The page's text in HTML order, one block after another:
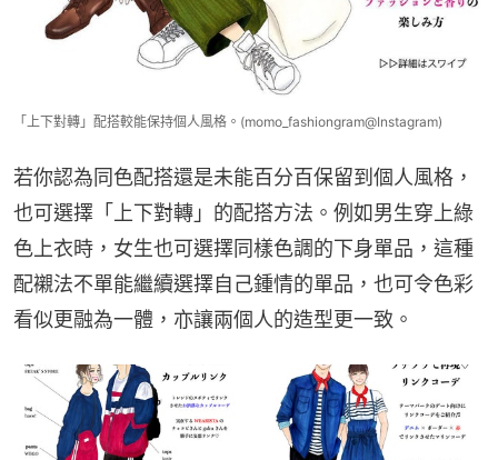
「上下對轉」配搭較能保持個人風格。(momo_fashiongram@Instagram)
若你認為同色配搭還是未能百分百保留到個人風格，
也可選擇「上下對轉」的配搭方法。例如男生穿上綠
色上衣時，女生也可選擇同樣色調的下身單品，這種
配襯法不單能繼續選擇自己鍾情的單品，也可令色彩
看似更融為一體，亦讓兩個人的造型更一致。